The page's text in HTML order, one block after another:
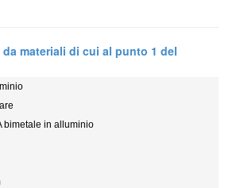
materiali di cui al punto 1 del
bimetale in alluminio